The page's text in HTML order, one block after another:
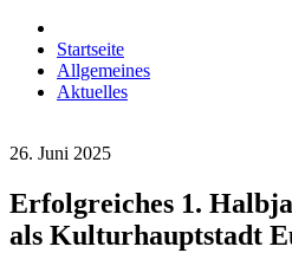
Startseite
Allgemeines
Aktuelles
26. Juni 2025
Erfolgreiches 1.
als Kulturhauptstadt